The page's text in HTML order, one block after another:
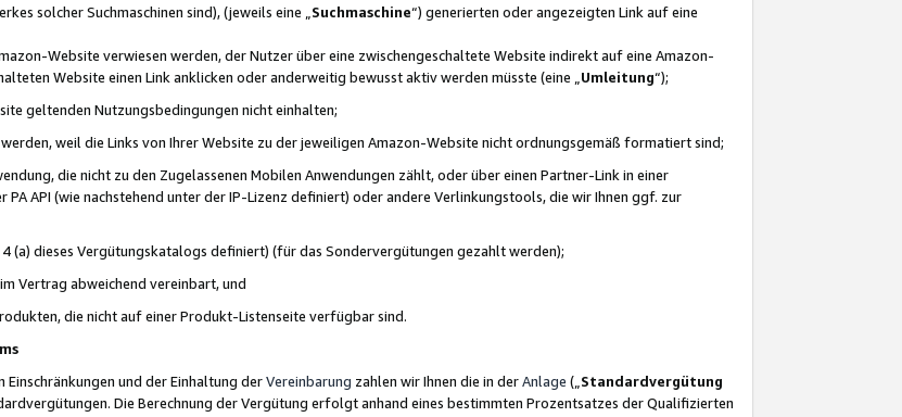
solcher Suchmaschinen sind), (jeweils eine „ Suchmaschine“) generierten oder angezeigten Link auf eine
Website verwiesen werden, der Nutzer über eine zwischengeschaltete Website indirekt auf eine Amazon-
Website einen Link anklicken oder anderweitig bewusst aktiv werden müsste (eine „ Umleitung“);
geltenden Nutzungsbedingungen nicht einhalten;
weil die Links von Ihrer Website zu der jeweiligen Amazon-Website nicht ordnungsgemäß formatiert sind;
die nicht zu den Zugelassenen Mobilen Anwendungen zählt, oder über einen Partner-Link in einer
PA API (wie nachstehend unter der IP-Lizenz definiert) oder andere Verlinkungstools, die wir Ihnen ggf. zur
(a) dieses Vergütungskatalogs definiert) (für das Sondervergütungen gezahlt werden);
Vertrag abweichend vereinbart, und
die nicht auf einer Produkt-Listenseite verfügbar sind.
und der Einhaltung derVereinbarung zahlen wir Ihnen die in derAnlage („ Standardvergütung
Die Berechnung der Vergütung erfolgt anhand eines bestimmten Prozentsatzes der Qualifizierten